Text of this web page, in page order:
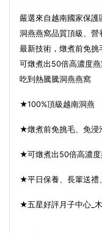
嚴選來自越南國家保
洞燕燕窩品質頂級、營
最新技術，燉煮前免挑
可燉煮出50倍高濃度
吃到熱騰騰洞燕燕窩
★100%頂級越南洞燕
★燉煮前免挑毛、免浸
★可燉煮出50倍高濃
★平日保養、長輩送禮
★五星好評月子中心_